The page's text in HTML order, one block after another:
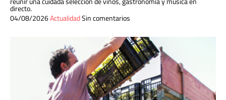
directo.
04/08/2026ActualidadSin comentarios